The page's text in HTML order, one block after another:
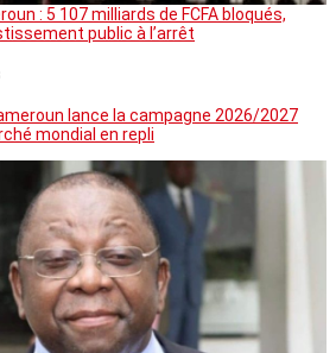
: 5 107 milliards de FCFA bloqués,
public à l’arrêt
lance la campagne 2026/2027
mondial en repli